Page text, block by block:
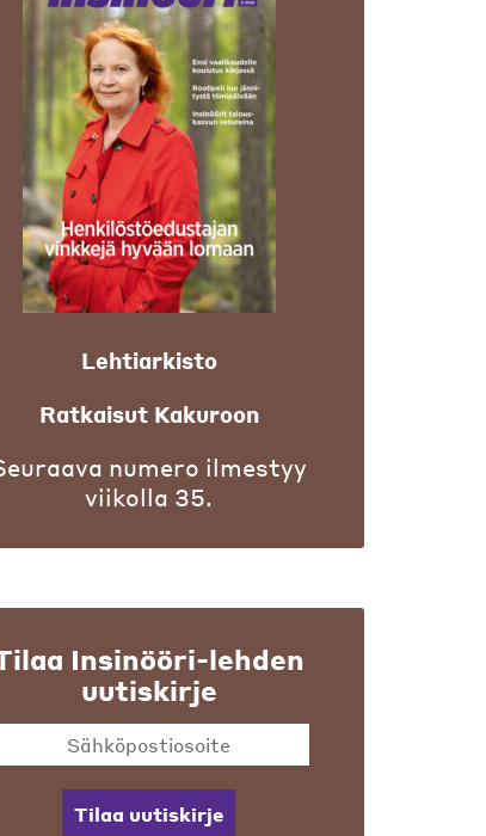
Lehtiarkisto
Ratkaisut Kakuroon
numero ilmestyy
viikolla 35.
Insinööri-lehden
uutiskirje
Tilaa uutiskirje